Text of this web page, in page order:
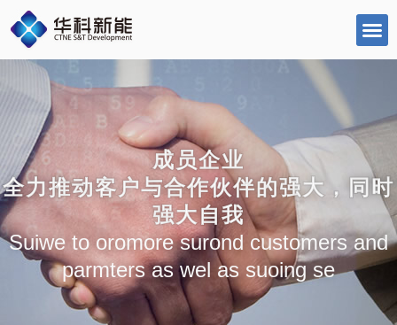
至
成员企业
全力推动客户与合作伙伴的强大，同时
强大自我
Suiwe to oromore surond customers and
parmters as wel as suoing se